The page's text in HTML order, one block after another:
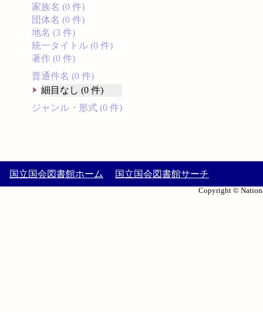
家族名 (0 件)
団体名 (0 件)
地名 (3 件)
統一タイトル (0 件)
著作 (0 件)
普通件名 (0 件)
細目なし (0 件)
ジャンル・形式 (0 件)
国立国会図書館ホーム 国立国会図書館サーチ
Copyright ©